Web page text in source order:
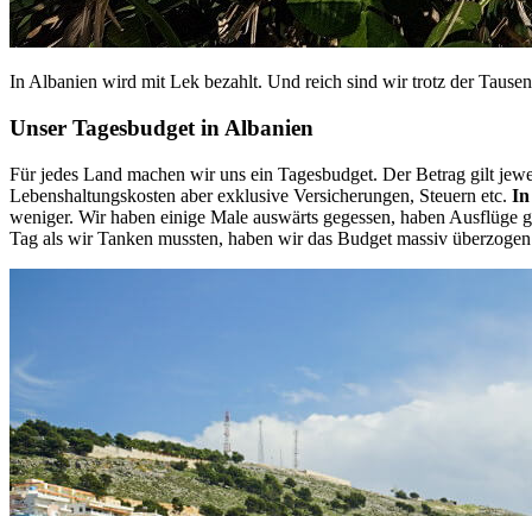
In Albanien wird mit Lek bezahlt. Und reich sind wir trotz der
Unser Tagesbudget in Albanien
Für jedes Land machen wir uns ein Tagesbudget. Der Betrag gilt
Lebenshaltungskosten aber exklusive Versicherungen, Steuern etc. In
weniger. Wir haben einige Male auswärts gegessen, haben
Tag als wir Tanken mussten, haben wir das Budget massiv